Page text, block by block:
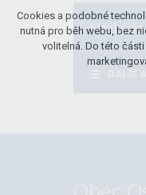
Přijmout
Cookies a podobné
nutná pro běh webu, bez
volitelná. Do této